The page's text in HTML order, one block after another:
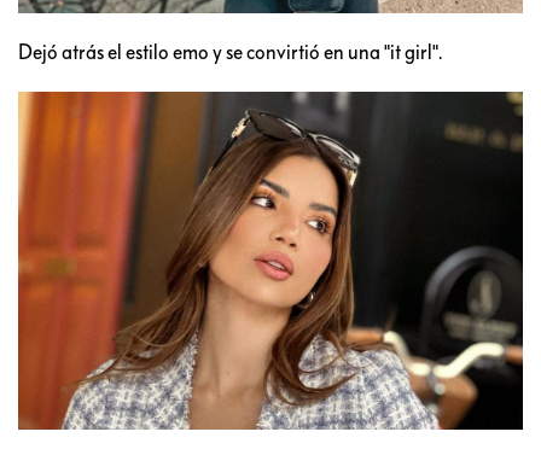
Dejó atrás el estilo emo y se convirtió en una "it girl".